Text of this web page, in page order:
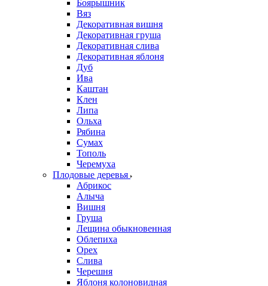
Боярышник
Вяз
Декоративная вишня
Декоративная груша
Декоративная слива
Декоративная яблоня
Дуб
Ива
Каштан
Клен
Липа
Ольха
Рябина
Сумах
Тополь
Черемуха
Плодовые деревья
Абрикос
Алыча
Вишня
Груша
Лещина обыкновенная
Облепиха
Орех
Слива
Черешня
Яблоня колоновидная